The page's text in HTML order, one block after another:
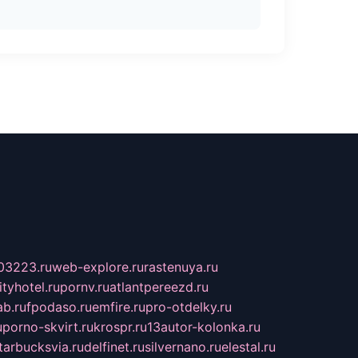
web-explore.rurastenuya.ru
pornv.ruatlantpereezd.ru
fpodaso.ruemfire.rupro-otdelky.ru
porno-skvirt.rukrospr.ru13autor-kolonka.ru
delfinet.rusilvernano.ruelestal.ru